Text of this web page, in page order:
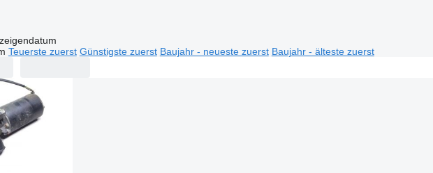
Teuerste zuerst Günstigste zuerst Baujahr - neueste zuerst Baujahr - älteste zuerst